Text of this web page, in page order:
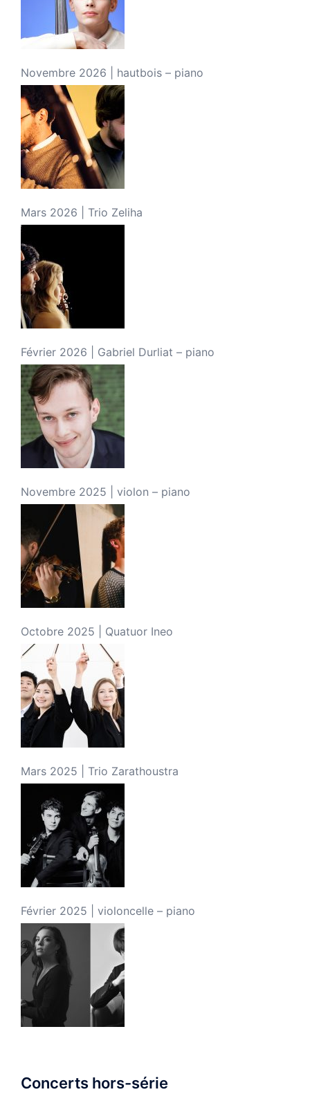
Novembre 2026 | hautbois – piano
Mars 2026 | Trio Zeliha
Février 2026 | Gabriel Durliat – piano
Novembre 2025 | violon – piano
Octobre 2025 | Quatuor Ineo
Mars 2025 | Trio Zarathoustra
Février 2025 | violoncelle – piano
Concerts hors-série